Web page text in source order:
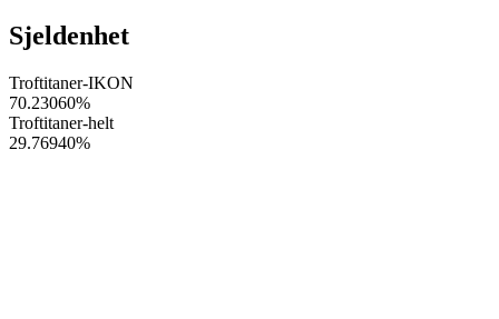
Sjeldenhet
Troftitaner-IKON
70.23060%
Troftitaner-helt
29.76940%